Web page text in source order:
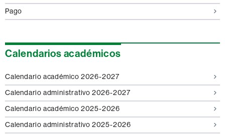
Pago
Calendarios académicos
Calendario académico 2026-2027
Calendario administrativo 2026-2027
Calendario académico 2025-2026
Calendario administrativo 2025-2026